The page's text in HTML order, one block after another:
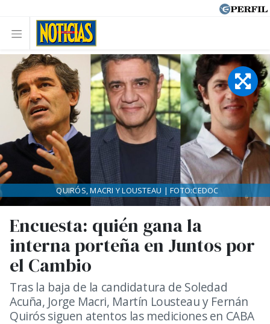
Encuesta: quién gana la
interna porteña en Juntos por
el Cambio
Tras la baja de la candidatura de Soledad
Acuña, Jorge Macri, Martín Lousteau y Fernán
Quirós siguen atentos las mediciones en CABA
QUIRÓS, MACRI Y LOUSTEAU | FOTO:CEDOC